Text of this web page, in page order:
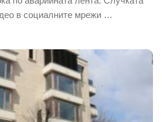
в социалните мрежи …